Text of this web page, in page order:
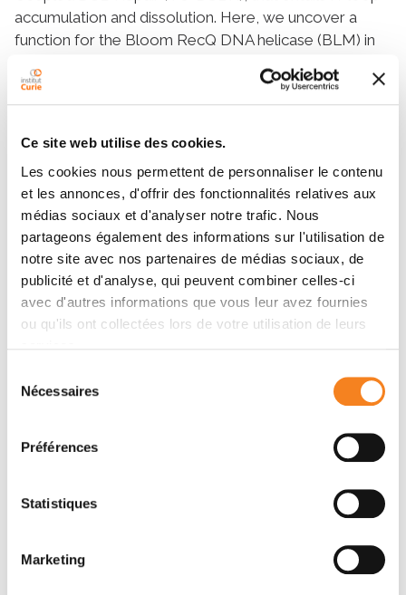
Ce site web utilise des cookies.
Les cookies nous permettent de personnaliser le contenu
et les annonces, d'offrir des fonctionnalités relatives aux
médias sociaux et d'analyser notre trafic. Nous
partageons également des informations sur l'utilisation de
notre site avec nos partenaires de médias sociaux, de
publicité et d'analyse, qui peuvent combiner celles-ci
avec d'autres informations que vous leur avez fournies
ou qu'ils ont collectées lors de votre utilisation de leurs
Nécessaires
Préférences
Statistiques
Marketing
accumulation and dissolution. Here, we uncover a
function for the Bloom RecQ DNA helicase (BLM) in
transcription dependent-manner at DSBs where it
fosters resection, RAD51 binding and accurate
loop dissolution-deficient background, we find that
BLM promotes cell death. We report that upon
excessive RNA:DNA hybrid accumulation, DNA
synthesis is enhanced at DSBs, in a manner that
depends on BLM and POLD3. Altogether our work
unveils a role for BLM at DSBs in active chromatin,
and highlights the toxic potential of RNA:DNA hybrids
that accumulate at transcription-associated DSBs.
Equipes
Équipe
recombinaison